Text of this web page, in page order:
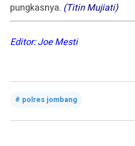
pungkasnya. (Titin Mujiati)
Editor: Joe Mesti
polres jombang